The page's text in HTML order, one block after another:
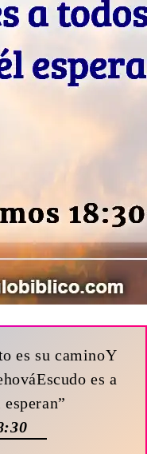
es su caminoY
es a